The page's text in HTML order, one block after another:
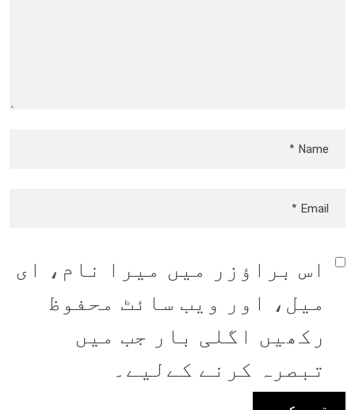
اس براؤزر میں میرا نام، ای
میل، اور ویب سائٹ محفوظ
رکھیں اگلی بار جب میں
تبصرہ کرنے کےلیے۔